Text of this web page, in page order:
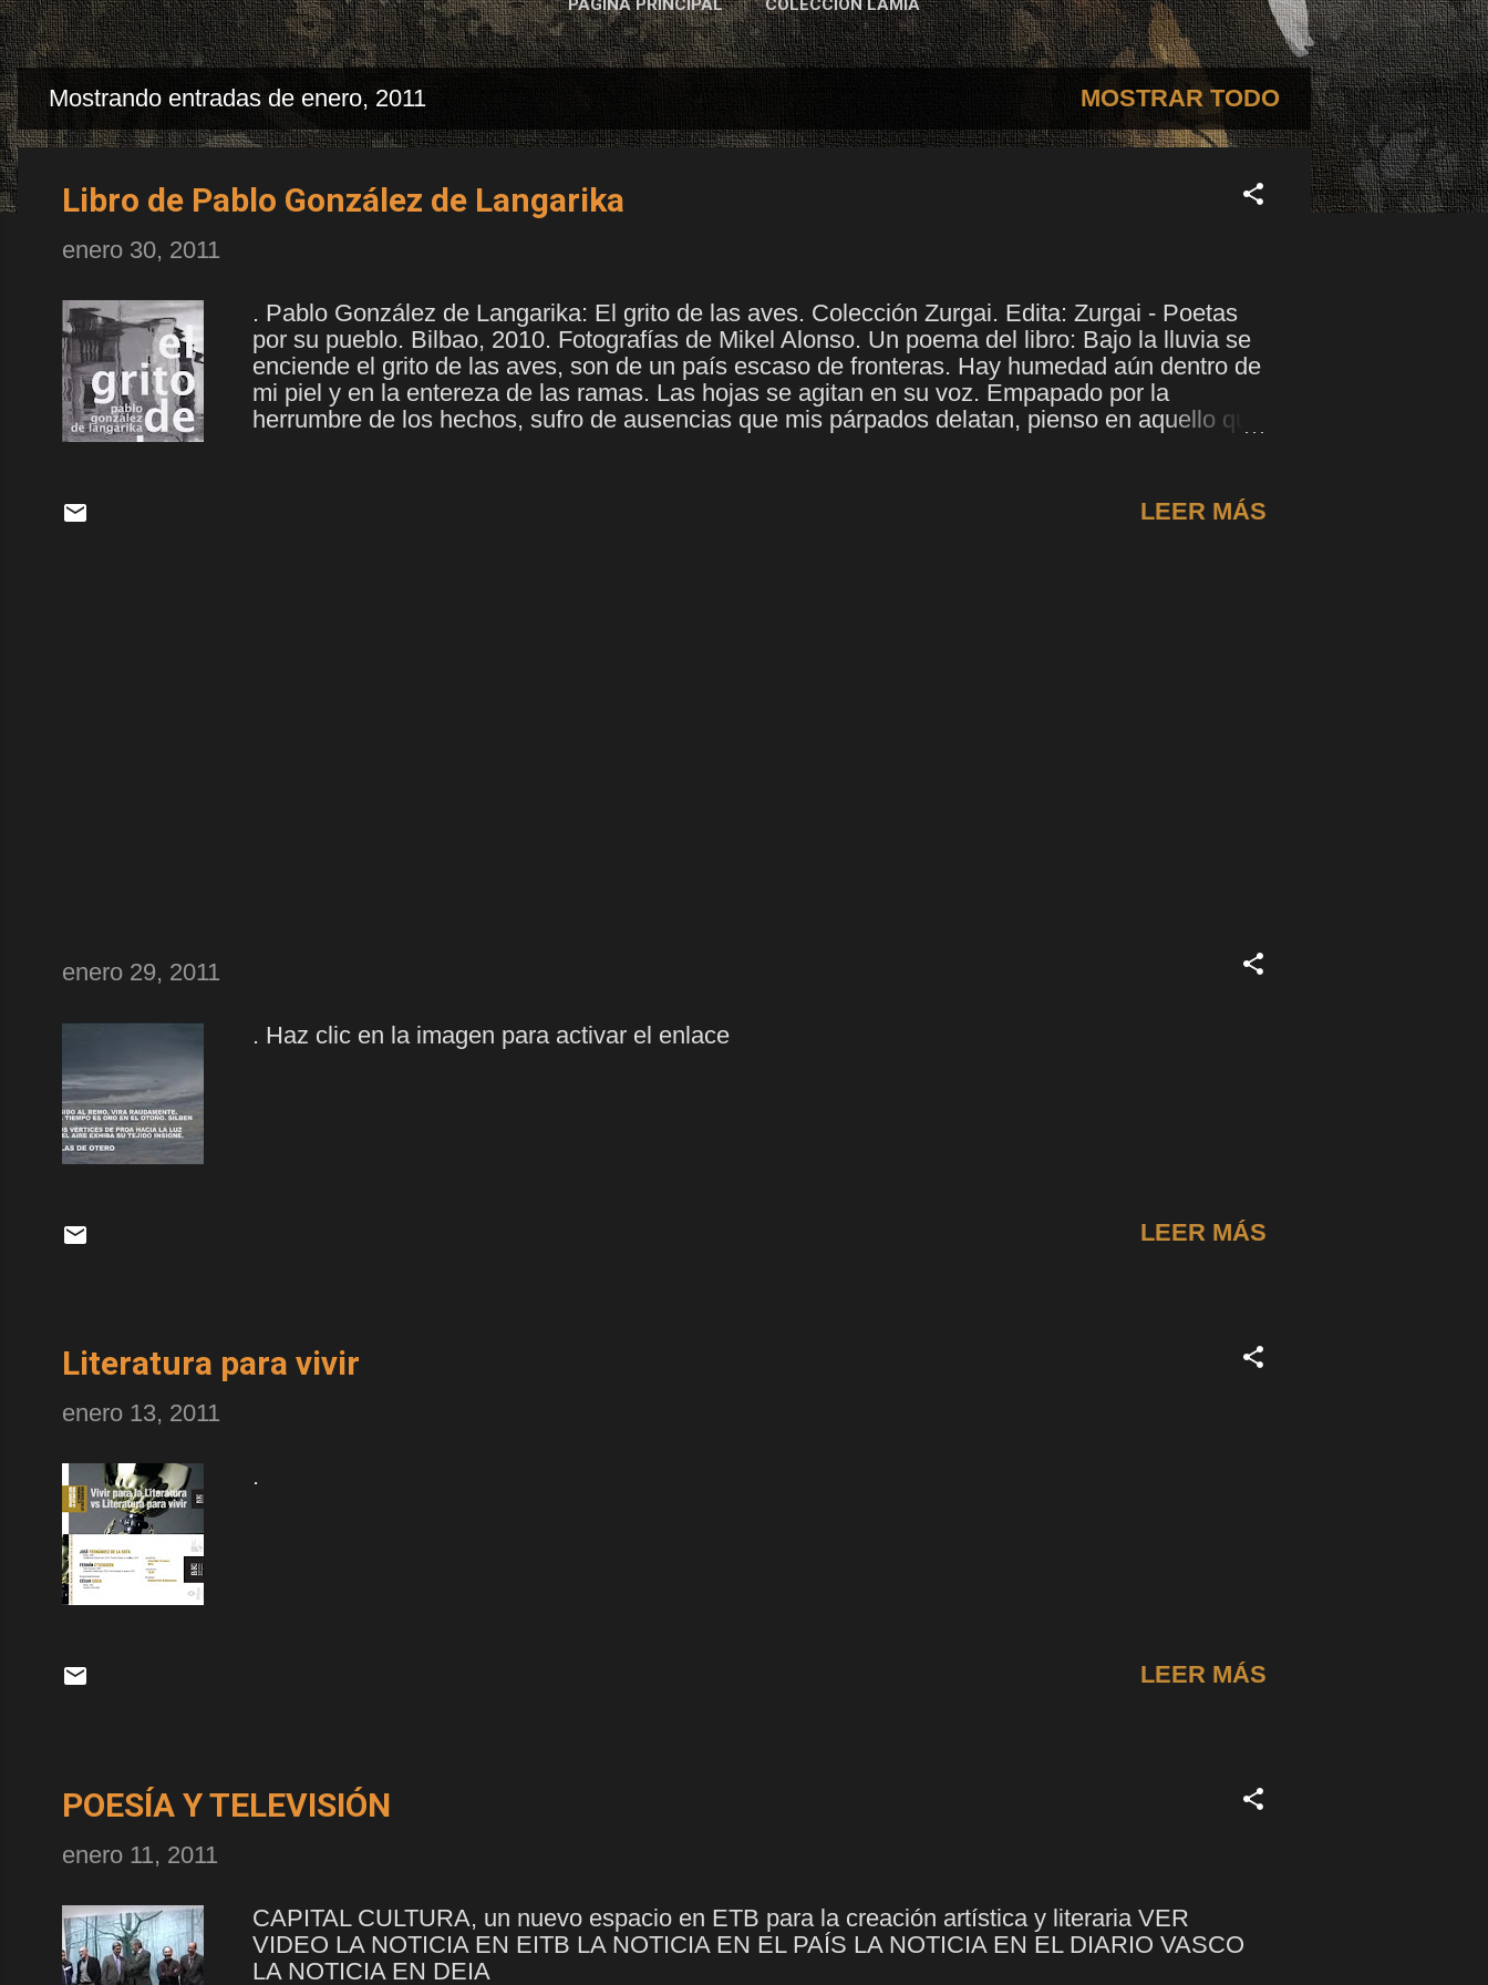
PÁGINA PRINCIPAL COLECCIÓN LAMIA
E
n
Mostrando entradas de enero, 2011 MOSTRAR TODO
Libro de Pablo González de Langarika
enero 30, 2011
. Pablo González de Langarika: El grito de las aves. Colección Zurgai. Edita: Zurgai - Poetas
por su pueblo. Bilbao, 2010. Fotografías de Mikel Alonso. Un poema del libro: Bajo la lluvia se
enciende el grito de las aves, son de un país escaso de fronteras. Hay humedad aún dentro de
mi piel y en la entereza de las ramas. Las hojas se agitan en su voz. Empapado por la
herrumbre de los hechos, sufro de ausencias que mis párpados delatan, pienso en aquello que
LEER MÁS
enero 29, 2011
. Haz clic en la imagen para activar el enlace
LEER MÁS
Literatura para vivir
enero 13, 2011
.
LEER MÁS
POESÍA Y TELEVISIÓN
enero 11, 2011
CAPITAL CULTURA, un nuevo espacio en ETB para la creación artística y literaria VER
VIDEO LA NOTICIA EN EITB LA NOTICIA EN EL PAÍS LA NOTICIA EN EL DIARIO VASCO
LA NOTICIA EN DEIA